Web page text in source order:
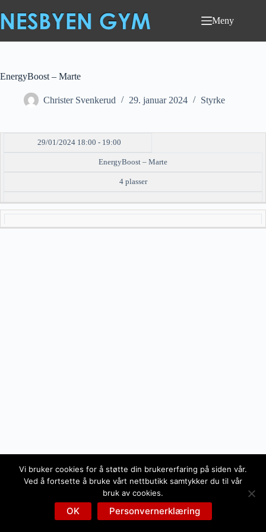
til
innholdet
Meny
EnergyBoost – Marte
Christer Svenkerud 29. januar 2024 Styrke
DATO/TID EVENT TILGJENGELIGHET
29/01/2024 18:00 - 19:00
EnergyBoost – Marte
4 plasser
Vi bruker cookies for å støtte din brukererfaring på siden vår.
Ved å fortsette å bruke vårt nettbutikk samtykker du til vår
bruk av cookies.
OK Personvernerklæring